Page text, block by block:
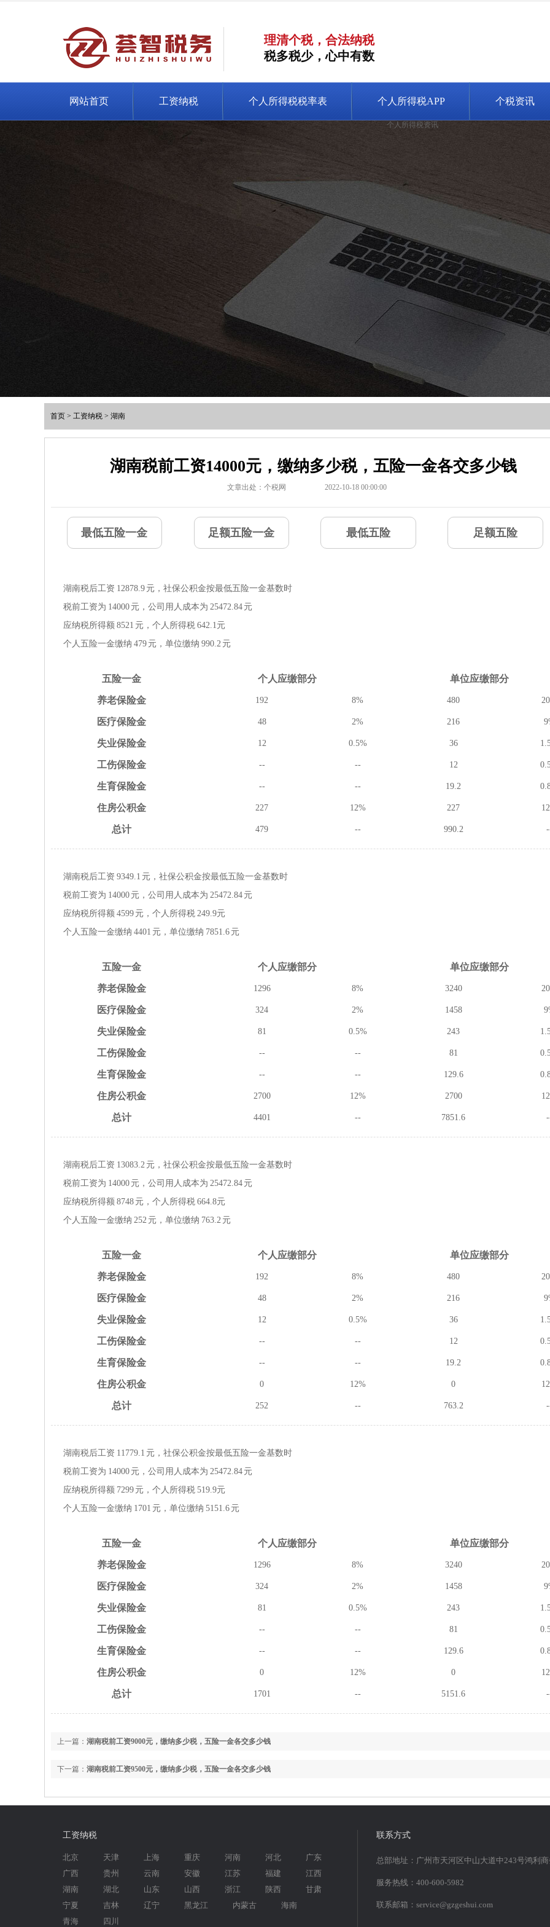
理清个税，合法纳税
税多税少，心中有数
网站首页 工资纳税 个人所得税税率表 个人所得税APP 个税资讯
个人所得税资讯
首页 > 工资纳税 > 湖南
湖南税前工资14000元，缴纳多少税，五险一金各交多少钱
文章出处：个税网 2022-10-18 00:00:00
最低五险一金 足额五险一金 最低五险 足额五险
湖南税后工资 12878.9元，社保公积金按最低五险一金基数时
税前工资为 14000元，公司用人成本为 25472.84元
应纳税所得额 8521 元，个人所得税 642.1元
个人五险一金缴纳 479 元，单位缴纳 990.2元
五险一金 个人应缴部分 单位应缴部分
养老保险金 192 8% 480
医疗保险金 48 2% 216
失业保险金 12 0.5% 36
工伤保险金 -- -- 12
生育保险金 -- -- 19.2
住房公积金 227 12% 227
总计 479 -- 990.2
湖南税后工资 9349.1 元，社保公积金按最低五险一金基数时
税前工资为 14000元，公司用人成本为 25472.84元
应纳税所得额 4599元，个人所得税 249.9元
个人五险一金缴纳 4401 元，单位缴纳 7851.6元
五险一金 个人应缴部分 单位应缴部分
养老保险金 1296 8% 3240
医疗保险金 324 2% 1458
失业保险金 81 0.5% 243
工伤保险金 -- -- 81
生育保险金 -- -- 129.6
住房公积金 2700 12% 2700
总计 4401 -- 7851.6
湖南税后工资 13083.2元，社保公积金按最低五险一金基数时
税前工资为 14000元，公司用人成本为 25472.84元
应纳税所得额 8748元，个人所得税 664.8元
个人五险一金缴纳 252 元，单位缴纳 763.2元
五险一金 个人应缴部分 单位应缴部分
养老保险金 192 8% 480
医疗保险金 48 2% 216
失业保险金 12 0.5% 36
工伤保险金 -- -- 12
生育保险金 -- -- 19.2
住房公积金 0 12% 0
总计 252 -- 763.2
湖南税后工资 11779.1 元，社保公积金按最低五险一金基数时
税前工资为 14000元，公司用人成本为 25472.84元
应纳税所得额 7299元，个人所得税 519.9元
个人五险一金缴纳 1701 元，单位缴纳 5151.6元
五险一金 个人应缴部分 单位应缴部分
养老保险金 1296 8% 3240
医疗保险金 324 2% 1458
失业保险金 81 0.5% 243
工伤保险金 -- -- 81
生育保险金 -- -- 129.6
住房公积金 0 12% 0
总计 1701 -- 5151.6
上一篇： 湖南税前工资9000元，缴纳多少税，五险一金各交多少钱
下一篇： 湖南税前工资9500元，缴纳多少税，五险一金各交多少钱
工资纳税
北京 天津 上海 重庆 河南 河北
广东
广西
贵州 云南 安徽 江苏 福建
江西
湖南
湖北 山东 山西 浙江 陕西
甘肃
宁夏
吉林 辽宁 黑龙江 内蒙古
海南
青海
四川
联系方式
总部地址：广州市天河区中山大道中243号鸿利
服务热线：400-600-5982
联系邮箱：service@gzgeshui.com